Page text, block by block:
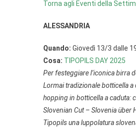
Torna agli Eventi della
ALESSANDRIA
Quando: Giovedì 13/3 dalle
Cosa: TIPOPILS DAY 2025
Per festeggiare l’iconica birra
Lormai tradizionale botticella
hopping in botticella a caduta:
Slovenian Cut – Slovenia über
Tipopils una luppolatura